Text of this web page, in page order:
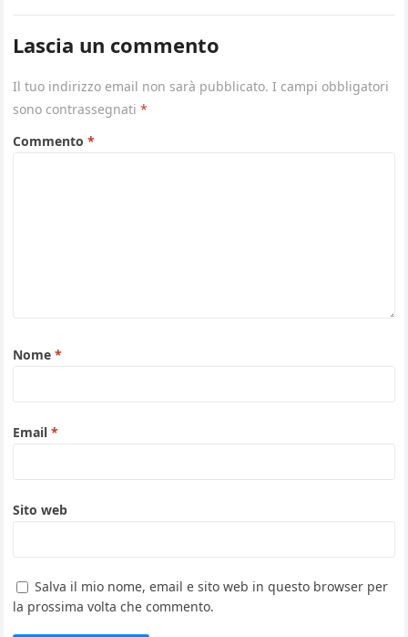
Lascia un commento
Il tuo indirizzo email non sarà pubblicato. I campi obbligatori
sono contrassegnati*
Commento*
Nome*
Email*
Sito web
Salva il mio nome, email e sito web in questo browser per
la prossima volta che commento.